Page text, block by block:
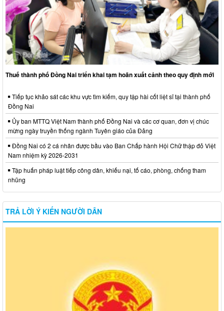
Thuế thành phố Đồng Nai triển khai tạm hoãn xuất cảnh theo quy định mới
Tiếp tục khảo sát các khu vực tìm kiếm, quy tập hài cốt liệt sĩ tại thành phố
Đồng Nai
Ủy ban MTTQ Việt Nam thành phố Đồng Nai và các cơ quan, đơn vị chúc
mừng ngày truyền thống ngành Tuyên giáo của Đảng
Đồng Nai có 2 cá nhân được bầu vào Ban Chấp hành Hội Chữ thập đỏ Việt
Nam nhiệm kỳ 2026-2031
Tập huấn pháp luật tiếp công dân, khiếu nại, tố cáo, phòng, chống tham
nhũng
TRẢ LỜI Ý KIẾN NGƯỜI DÂN